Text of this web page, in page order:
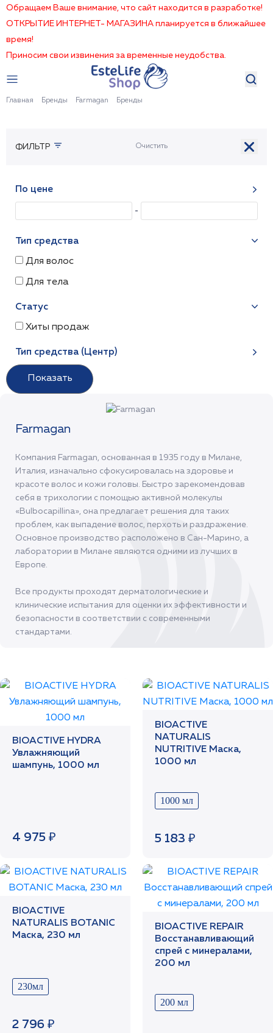
Обращаем Ваше внимание, что сайт находится в разработке!
ОТКРЫТИЕ ИНТЕРНЕТ- МАГАЗИНА планируется в ближайшее
время!
Приносим свои извинения за временные неудобства.
Главная Бренды Farmagan Бренды
ФИЛЬТР
По цене
Тип средства
Для волос
Для тела
Статус
Хиты продаж
Тип средства (Центр)
Farmagan
Компания Farmagan, основанная в 1935 году в Милане,
Италия, изначально сфокусировалась на здоровье и
красоте волос и кожи головы. Быстро зарекомендовав
себя в трихологии с помощью активной молекулы
«Bulbocapillina», она предлагает решения для таких
проблем, как выпадение волос, перхоть и раздражение.
Основное производство расположено в Сан-Марино, а
лаборатории в Милане являются одними из лучших в
Европе.
Все продукты проходят дерматологические и
клинические испытания для оценки их эффективности и
безопасности в соответствии с современными
стандартами.
BIOACTIVE HYDRA
Увлажняющий
шампунь, 1000 мл
4 975 ₽
BIOACTIVE
NATURALIS
NUTRITIVE Маска,
1000 мл
1000 мл
5 183 ₽
BIOACTIVE
NATURALIS BOTANIC
Маска, 230 мл
230мл
2 796 ₽
BIOACTIVE REPAIR
Восстанавливающий
спрей с минералами,
200 мл
200 мл